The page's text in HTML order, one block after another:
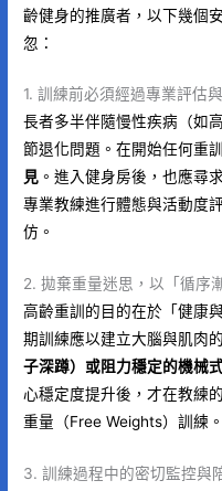
齡健身的推廣者，以下幾個
忽：
1. 訓練前必須經過專業評估
長者多半伴隨慢性疾病（如
節退化問題。在開始任何重
見 。進入健身房後，也應尋
專業教練進行體態與活動度
仿。
2. 拋棄重量迷思，以「循序
高齡重訓的目的在於「健康
期訓練應以建立大腦與肌肉
子深蹲）或阻力穩定的機械
心穩定度提升後，才在教練
重量（Free Weights）訓練。
3. 訓練過程中的密切監控與